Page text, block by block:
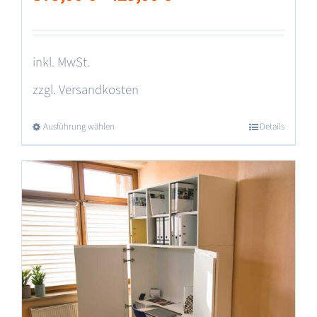
inkl. MwSt.
zzgl.Versandkosten
Ausführung wählen
Produkt
weist
mehrere
Varianten
auf.
Die
Optionen
Details